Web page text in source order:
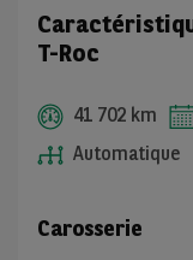
T-Roc
41 702 km
Automatique
Carosserie